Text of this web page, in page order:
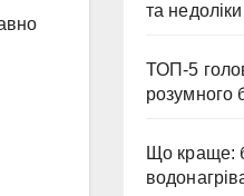
та недоліки
ТОП-5
розумного
Що краще: